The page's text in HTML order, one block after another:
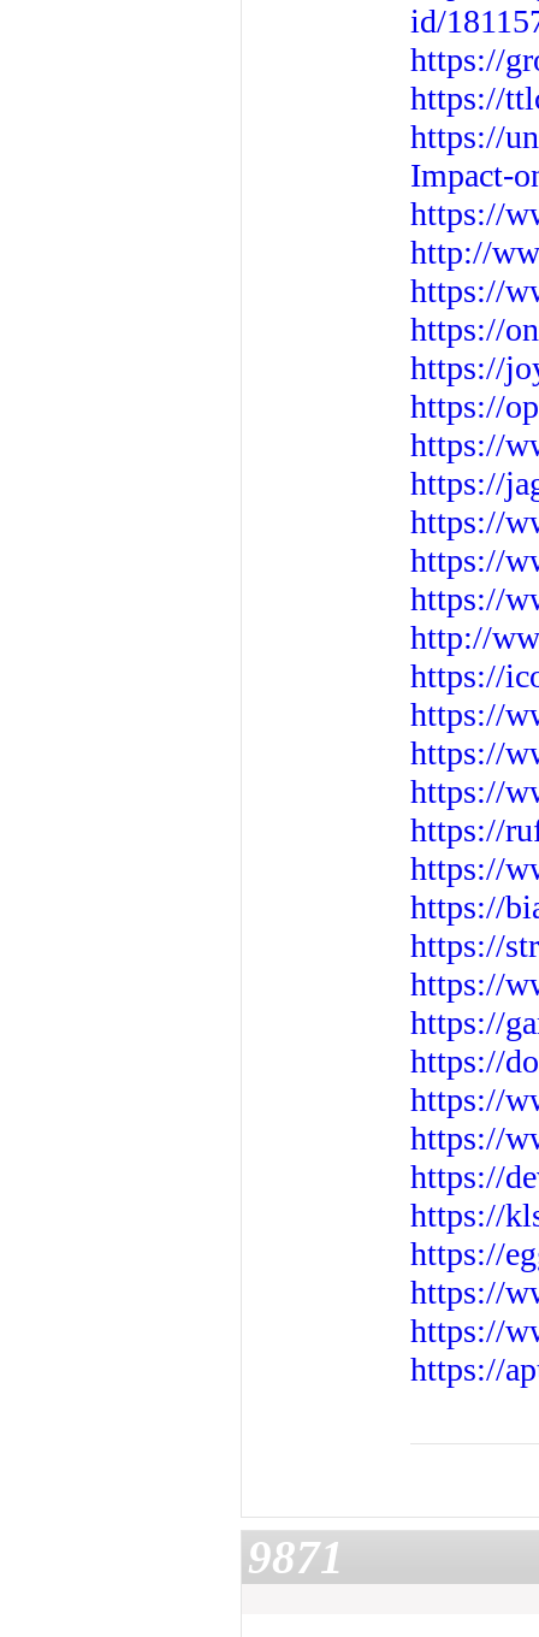
id/
https://
https://
https://
Impact-
https://
http://
https://
https://
https://
https://
https://
https://
https://
https://
https://
http://
https://
https://
https://
https://
https://
https://
https://
https://
https://
https://
https://
https://
https://
https://
https://
https://
https://
https://
https://
9871